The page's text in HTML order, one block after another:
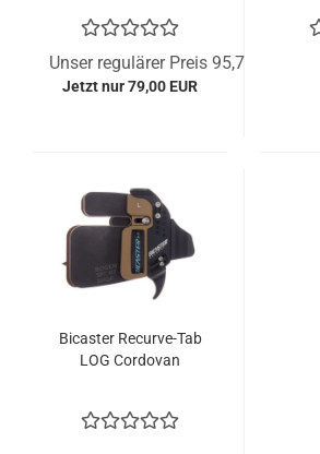
Unser regulärer Preis 95,72 EUR
Jetzt nur 79,00 EUR
Bicaster Recurve-Tab
LOG Cordovan